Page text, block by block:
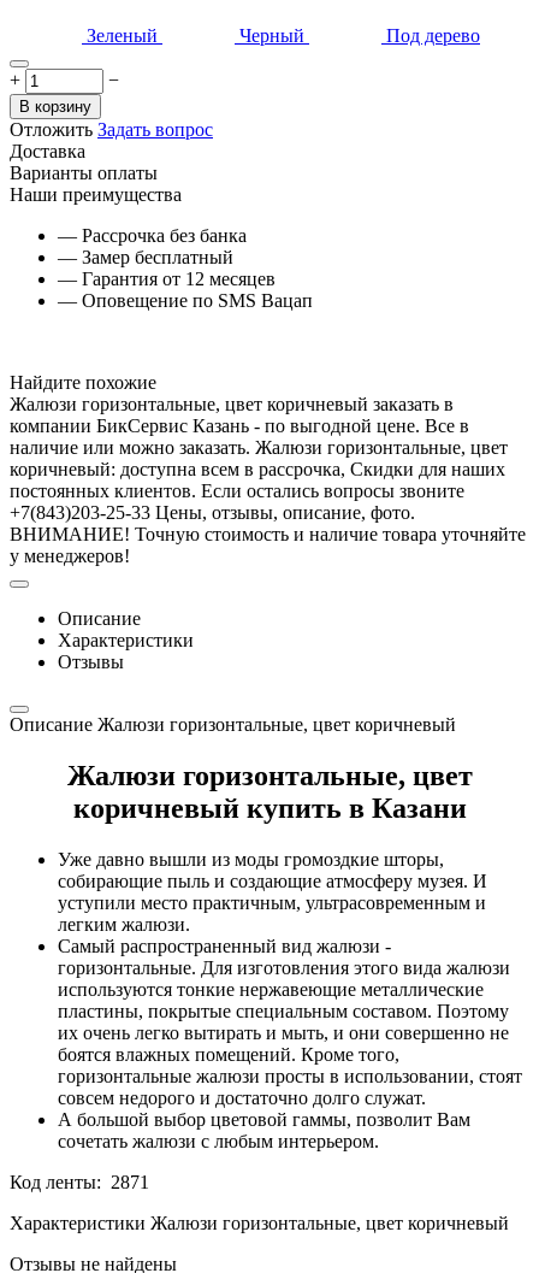
Зеленый Черный Под дерево
+ −
В корзину
Отложить Задать вопрос
Доставка
Варианты оплаты
Наши преимущества
— Рассрочка без банка
— Замер бесплатный
— Гарантия от 12 месяцев
— Оповещение по SMS Вацап
Найдите похожие
Жалюзи горизонтальные, цвет коричневый заказать в
компании БикСервис Казань - по выгодной цене. Все в
наличие или можно заказать. Жалюзи горизонтальные, цвет
коричневый: доступна всем в рассрочка, Скидки для наших
постоянных клиентов. Если остались вопросы звоните
+7(843)203-25-33 Цены, отзывы, описание, фото.
ВНИМАНИЕ! Точную стоимость и наличие товара уточняйте
у менеджеров!
Описание
Характеристики
Отзывы
Описание Жалюзи горизонтальные, цвет коричневый
Жалюзи горизонтальные, цвет
коричневый купить в Казани
Уже давно вышли из моды громоздкие шторы,
собирающие пыль и создающие атмосферу музея. И
уступили место практичным, ультрасовременным и
легким жалюзи.
Самый распространенный вид жалюзи -
горизонтальные. Для изготовления этого вида жалюзи
используются тонкие нержавеющие металлические
пластины, покрытые специальным составом. Поэтому
их очень легко вытирать и мыть, и они совершенно не
боятся влажных помещений. Кроме того,
горизонтальные жалюзи просты в использовании, стоят
совсем недорого и достаточно долго служат.
А большой выбор цветовой гаммы, позволит Вам
сочетать жалюзи с любым интерьером.
Код ленты: 2871
Характеристики Жалюзи горизонтальные, цвет коричневый
Отзывы не найдены